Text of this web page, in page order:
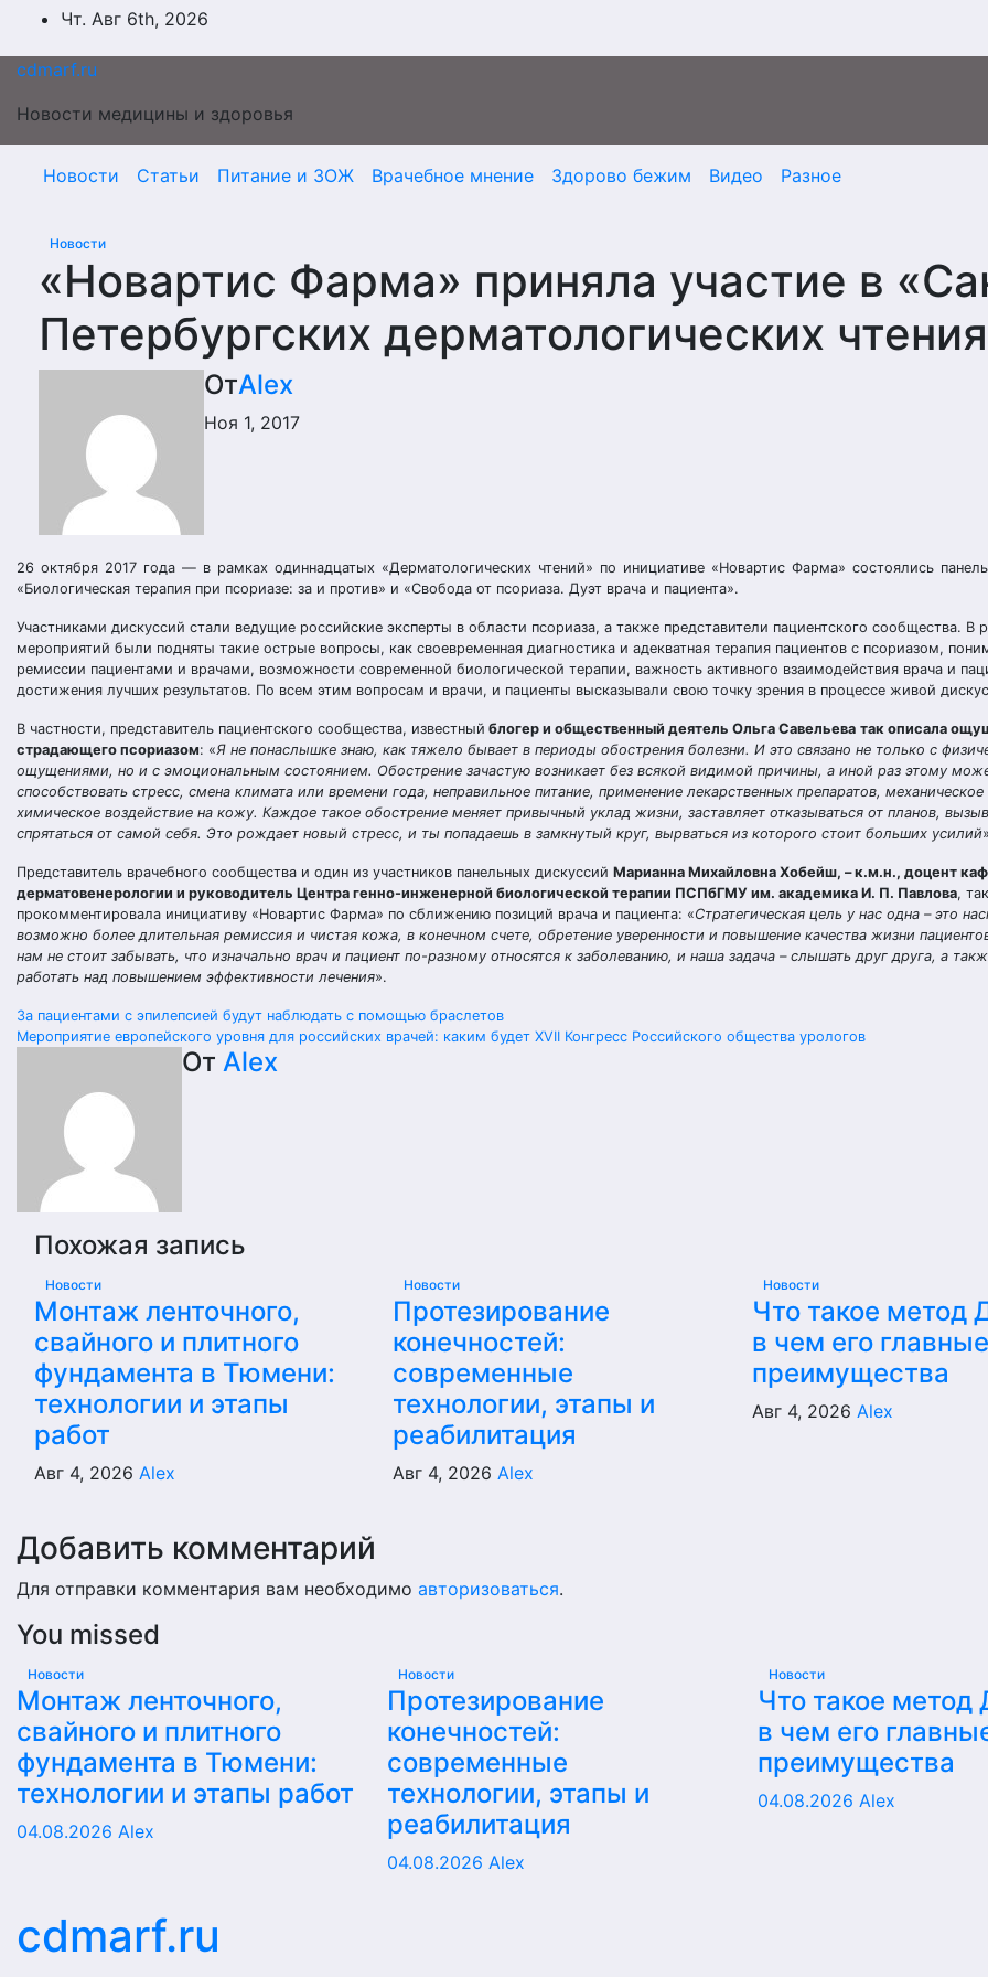
Перейти
содержимому
Чт. Авг 6th, 2026
cdmarf.ru
Новости медицины и здоровья
Новости Статьи Питание и ЗОЖ Врачебное мнение Здорово бежим Видео Разное
Новости
«Новартис Фарма» приняла участие в
Петербургских дерматологических
ОтAlex
Ноя 1, 2017
26 октября 2017 года ― в рамках одиннадцатых «Дерматологических чтений» по инициативе «Новартис Фарма» состоялись
«Биологическая терапия при псориазе: за и против» и «Свобода от псориаза. Дуэт врача и пациента».
Участниками дискуссий стали ведущие российские эксперты в области псориаза, а также представители пациентского сообщества. В
мероприятий были подняты такие острые вопросы, как своевременная диагностика и адекватная терапия пациентов с псориазом,
ремиссии пациентами и врачами, возможности современной биологической терапии, важность активного взаимодействия врача и
достижения лучших результатов. По всем этим вопросам и врачи, и пациенты высказывали свою точку зрения в процессе живой
В частности, представитель пациентского сообщества, известный блогер и общественный деятель Ольга Савельева так описала
страдающего псориазом: «Я не понаслышке знаю, как тяжело бывает в периоды обострения болезни. И это связано не только с
ощущениями, но и с эмоциональным состоянием. Обострение зачастую возникает без всякой видимой причины, а иной раз этому
способствовать стресс, смена климата или времени года, неправильное питание, применение лекарственных препаратов,
химическое воздействие на кожу. Каждое такое обострение меняет привычный уклад жизни, заставляет отказываться от планов,
спрятаться от самой себя. Это рождает новый стресс, и ты попадаешь в замкнутый круг, вырваться из которого стоит больших усилий
Представитель врачебного сообщества и один из участников панельных дискуссий Марианна Михайловна Хобейш, – к.м.н., доцент
дерматовенерологии и руководитель Центра генно-инженерной биологической терапии ПСПбГМУ им. академика И. П. Павлова, так
прокомментировала инициативу «Новартис Фарма» по сближению позиций врача и пациента: «Стратегическая цель у нас одна – это
возможно более длительная ремиссия и чистая кожа, в конечном счете, обретение уверенности и повышение качества жизни
нам не стоит забывать, что изначально врач и пациент по-разному относятся к заболеванию, и наша задача – слышать друг друга, а
работать над повышением эффективности лечения».
Навигация
записям
За пациентами с эпилепсией будут наблюдать с помощью браслетов
Мероприятие европейского уровня для российских врачей: каким будет XVII Конгресс Российского общества урологов
От Alex
Похожая запись
Новости
Монтаж ленточного,
свайного и плитного
фундамента в Тюмени:
технологии и этапы
работ
Авг 4, 2026 Alex
Новости
Протезирование
конечностей:
современные
технологии, этапы и
реабилитация
Авг 4, 2026Alex
Новости
Что такое метод
в чем его главные
преимущества
Авг 4, 2026 Alex
Добавить комментарий
Для отправки комментария вам необходимо авторизоваться.
You missed
Новости
Монтаж ленточного,
свайного и плитного
фундамента в Тюмени:
технологии и этапы работ
04.08.2026 Alex
Новости
Протезирование
конечностей:
современные
технологии, этапы и
реабилитация
04.08.2026 Alex
Новости
Что такое
в чем его
преимущества
04.08.2026 Alex
cdmarf.ru